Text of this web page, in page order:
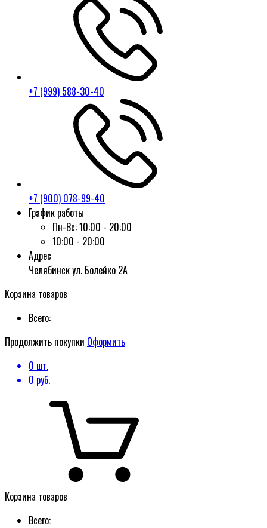
+7 (999) 588-30-40
+7 (900) 078-99-40
График работы
Пн-Вс:10:00 - 20:00
10:00 - 20:00
Адрес
Челябинск ул. Болейко 2А
Корзина товаров
Всего:
Продолжить покупки Оформить
0 шт.
0 руб.
Корзина товаров
Всего: